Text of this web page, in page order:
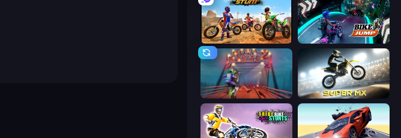
Bike Stunts Race Bike Games 3D Bike Jump
Moto Maniac 2 Super MX - Last Season